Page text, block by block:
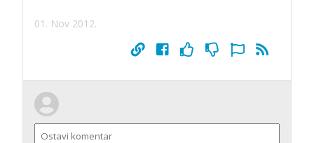
01. Nov 2012.